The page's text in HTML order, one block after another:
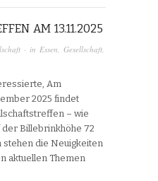
AM 13.11.2025
· in Essen Gesellschaft
Am
2025 findet
– wie
der Billebrinkhöhe 72
stehen die Neuigkeiten
aktuellen Themen